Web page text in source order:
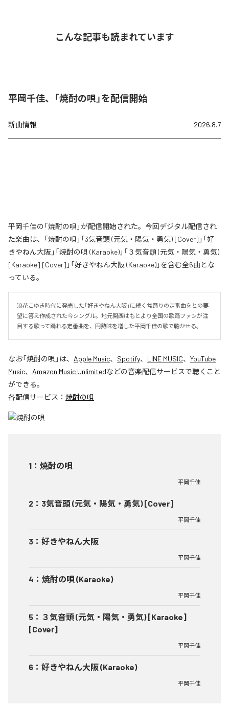
こんな記事も読まれています
平岡千佳、「焼酎の唄」を配信開始
新曲情報 2026.8.7
平岡千佳の「焼酎の唄」が配信開始された。今回デジタル配信され
た楽曲は、「焼酎の唄」「3気音頭 (元気・陽気・勇気) [Cover]」「好
きやねん大阪」「焼酎の唄 (Karaoke)」「３気音頭 (元気・陽気・勇気)
[Karaoke] [Cover]」「好きやねん大阪 (Karaoke)」を含む全6曲とな
っている。
浪花こゆき時代に発売した「好きやねん大阪」に続く盆踊りの定番曲をとの要
望に答え作成された今シングル。地元関西はもとより全国の歌踊ファンが注
目する歌って踊れる定番曲を、円熟味を増した平岡千佳の歌で聴かせる。
なお「焼酎の唄 」は、 Apple Music、 Spotify、 LINE MUSIC、 YouTube
Music、 Amazon Music Unlimitedなどの音楽配信サービスで聴くこと
ができる。
各配信サービス： 焼酎の唄
1 ： 焼酎の唄
平岡千佳
2 ： 3気音頭 (元気・陽気・勇気) [Cover]
平岡千佳
3 ： 好きやねん大阪
平岡千佳
4 ： 焼酎の唄 (Karaoke)
平岡千佳
5 ： ３気音頭 (元気・陽気・勇気) [Karaoke]
[Cover]
平岡千佳
6 ： 好きやねん大阪 (Karaoke)
平岡千佳